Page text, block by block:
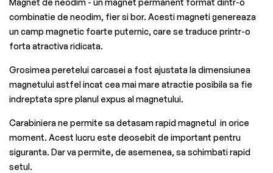
Magnet de neodim - un magnet permanent format dintr-o
combinatie de neodim, fier si bor. Acesti magneti genereaza
un camp magnetic foarte puternic, care se traduce printr-o
forta atractiva ridicata.
Grosimea peretelui carcasei a fost ajustata la dimensiunea
magnetului astfel incat cea mai mare atractie posibila sa fie
indreptata spre planul expus al magnetului.
Carabiniera ne permite sa detasam rapid magnetul in orice
moment. Acest lucru este deosebit de important pentru
siguranta. Dar va permite, de asemenea, sa schimbati rapid
setul.